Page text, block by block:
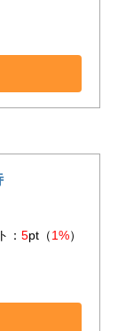
： 5pt（1%）